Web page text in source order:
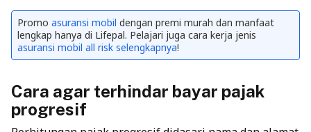
Promo asuransi mobil dengan premi murah dan manfaat
lengkap hanya di Lifepal. Pelajari juga cara kerja jenis
asuransi mobil all risk selengkapnya!
Cara agar terhindar bayar pajak
progresif